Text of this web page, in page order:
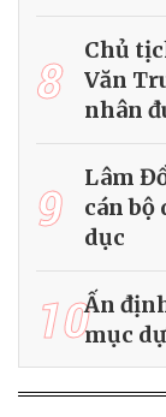
8
Chủ
Văn
nhân
9
Lâm
cán bộ
dục
10Ấn
mục